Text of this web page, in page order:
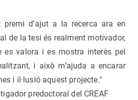
premi d’ajut a la recerca ara en
de la tesi és realment motivador,
es valora i es mostra interès pel
i això m’ajuda a encarar
i il·lusió aquest projecte."
predoctoral del CREAF​